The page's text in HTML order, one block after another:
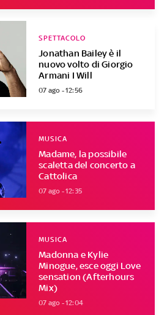
Jonathan Bailey è il
nuovo volto di Giorgio
Armani I Will
SPETTACOLO
07 ago - 12:56
Madame, la possibile
scaletta del concerto a
Cattolica
MUSICA
07 ago - 12:35
Madonna e Kylie
Minogue, esce oggi Love
sensation (Afterhours
Mix)
MUSICA
07 ago - 12:04